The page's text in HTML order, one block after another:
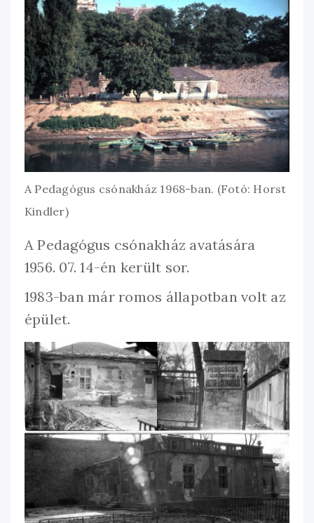
A Pedagógus csónakház 1968-ban. (Fotó: Horst
Kindler)
A Pedagógus csónakház avatására
1956. 07. 14-én került sor.
1983-ban már romos állapotban volt az
épület.